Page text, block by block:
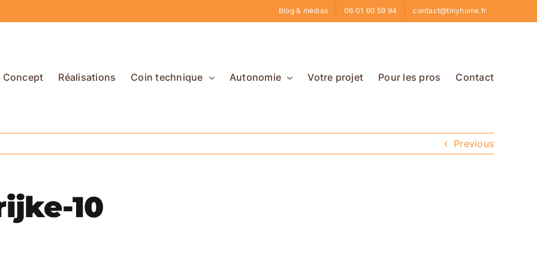
Blog & médias 06 01 60 59 94 contact@tinyhome.fr
Concept Réalisations Coin technique Autonomie Votre projet Pour les pros Contact
Previous
10